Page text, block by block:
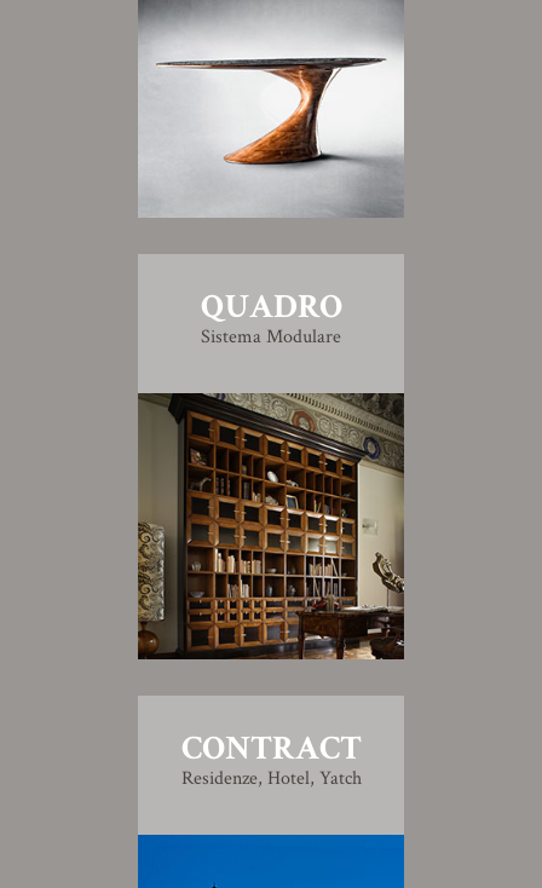
QUADRO
Sistema Modulare
CONTRACT
Residenze, Hotel, Yatch